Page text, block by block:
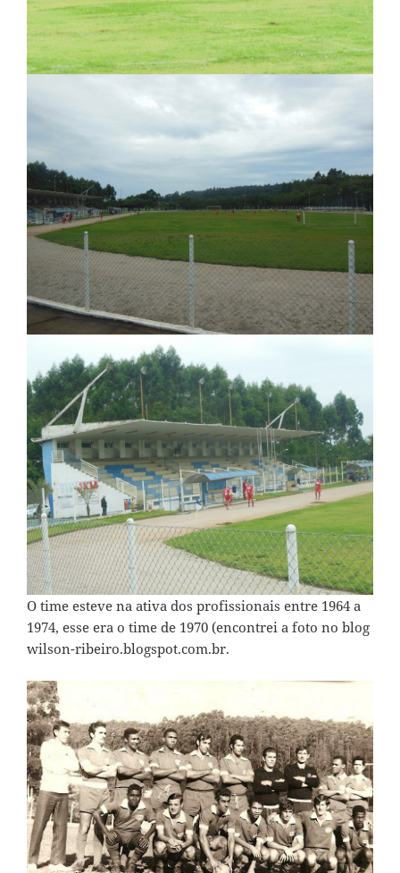
O time esteve na ativa dos profissionais entre 1964 a
1974, esse era o time de 1970 (encontrei a foto no blog
wilson-ribeiro.blogspot.com.br.